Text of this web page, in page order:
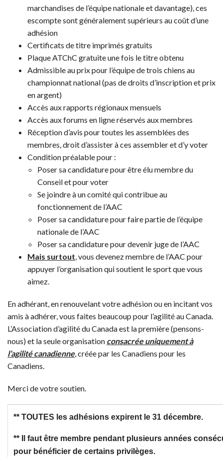
marchandises de l’équipe nationale et davantage), ces
escompte sont généralement supérieurs au coût d’une
adhésion
Certificats de titre imprimés gratuits
Plaque ATChC gratuite une fois le titre obtenu
Admissible au prix pour l’équipe de trois chiens au
championnat national (pas de droits d’inscription et prix
en argent)
Accès aux rapports régionaux mensuels
Accès aux forums en ligne réservés aux membres
Réception d’avis pour toutes les assemblées des
membres, droit d’assister à ces assembler et d’y voter
Condition préalable pour :
Poser sa candidature pour être élu membre du
Conseil et pour voter
Se joindre à un comité qui contribue au
fonctionnement de l’AAC
Poser sa candidature pour faire partie de l’équipe
nationale de l’AAC
Poser sa candidature pour devenir juge de l’AAC
Mais surtout, vous devenez membre de l’AAC pour
appuyer l’organisation qui soutient le sport que vous
aimez.
En adhérant, en renouvelant votre adhésion ou en incitant vos
amis à adhérer, vous faites beaucoup pour l’agilité au Canada.
L’Association d’agilité du Canada est la première (pensons-
nous) et la seule organisation consacrée uniquement à
l’agilité canadienne, créée par les Canadiens pour les
Canadiens.
Merci de votre soutien.
** TOUTES les adhésions expirent le 31 décembre.
** Il faut être membre pendant plusieurs années
pour bénéficier de certains privilèges.